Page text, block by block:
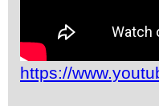
https://